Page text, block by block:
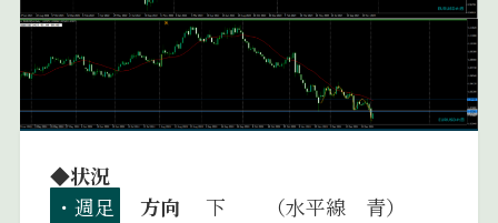
◆状況
・週足
方向 下 （水平線 青）